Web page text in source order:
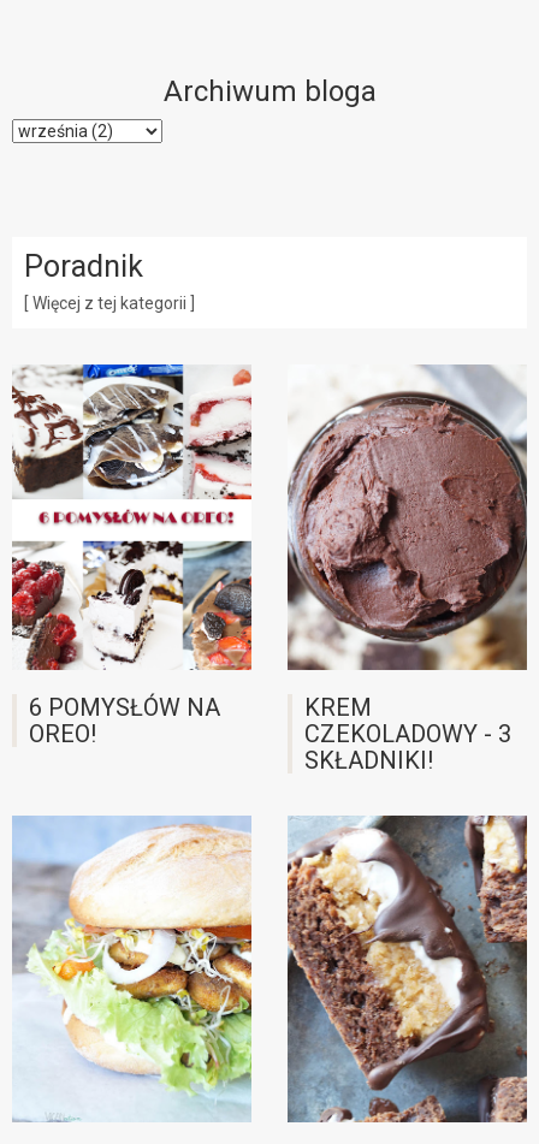
Archiwum bloga
Poradnik
[ Więcej z tej kategorii ]
6 POMYSŁÓW NA
OREO!
KREM
CZEKOLADOWY - 3
SKŁADNIKI!